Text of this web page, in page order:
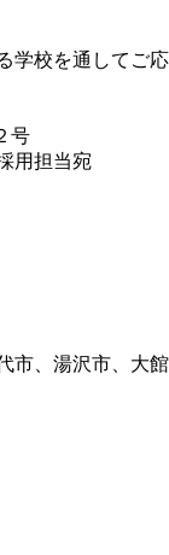
学校を通してご応
号
用担当宛
市、湯沢市、大館